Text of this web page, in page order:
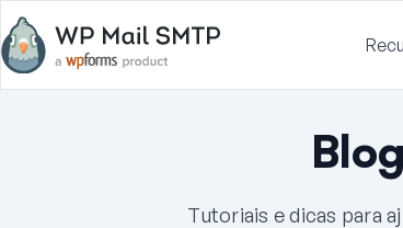
Tutoriais e dicas para